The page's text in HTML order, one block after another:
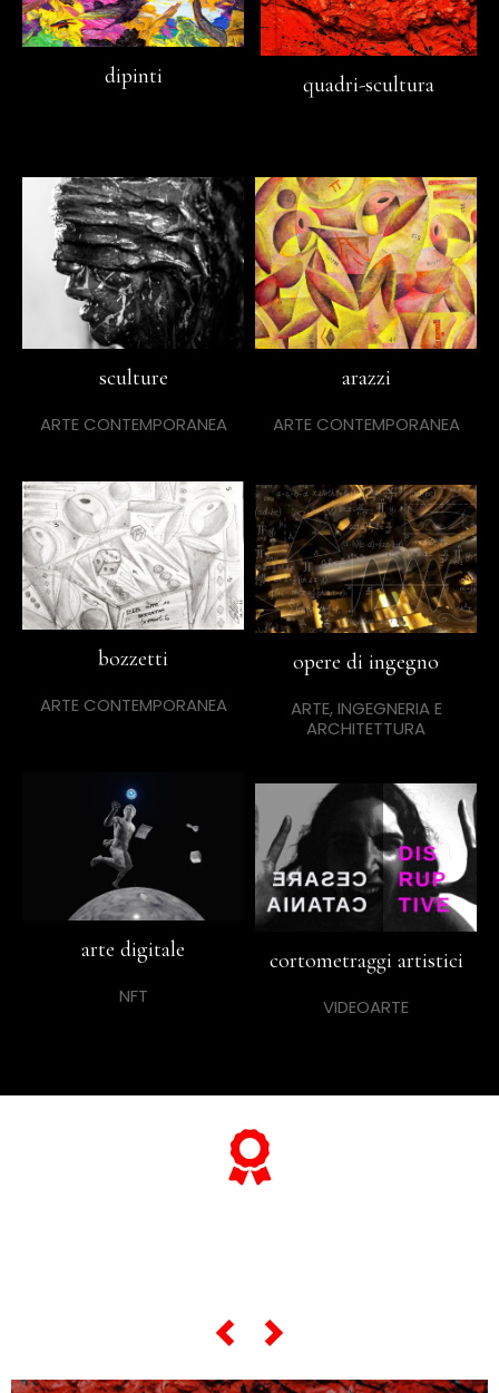
dipinti quadri-scultura
sculture
ARTE CONTEMPORANEA
arazzi
ARTE CONTEMPORANEA
bozzetti
ARTE CONTEMPORANEA
opere di ingegno
ARTE, INGEGNERIA E
ARCHITETTURA
arte digitale
NFT
cortometraggi artistici
VIDEOARTE
scorri lo slider qui sotto ...